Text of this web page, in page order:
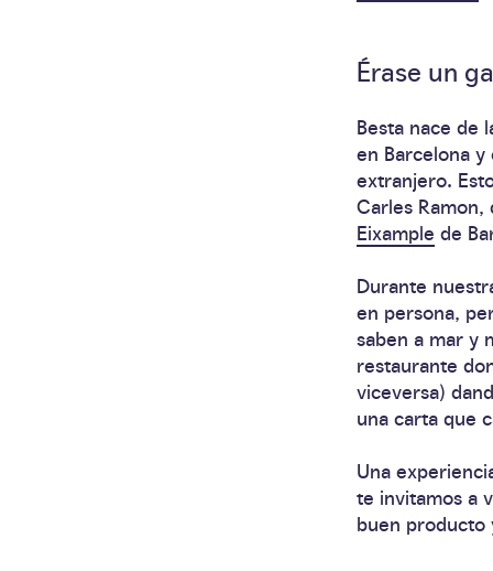
Érase un
Besta nace de
en Barcelona
extranjero.
Carles
Eixample de
Durante
en persona,
saben a mar y
restaurante
viceversa)
una carta que
Una
te invitamos a
buen producto